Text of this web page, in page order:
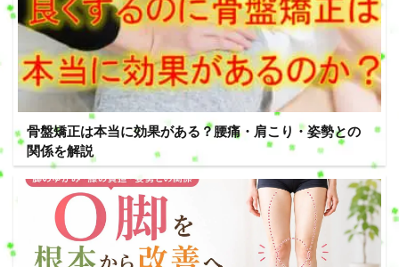
骨盤矯正は本当に効果がある？腰痛・肩こり・姿勢との
関係を解説